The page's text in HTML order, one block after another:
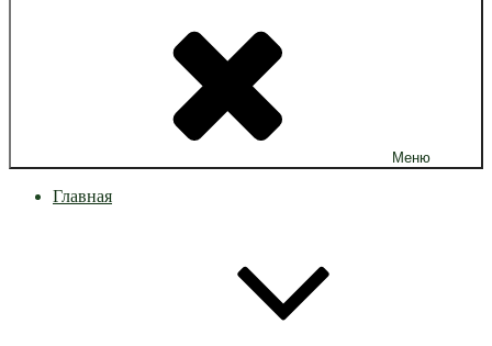
Меню
Главная